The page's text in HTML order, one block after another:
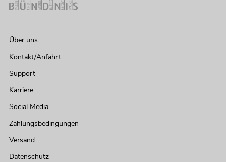
Über uns
Kontakt/Anfahrt
Support
Karriere
Social Media
Zahlungsbedingungen
Versand
Datenschutz